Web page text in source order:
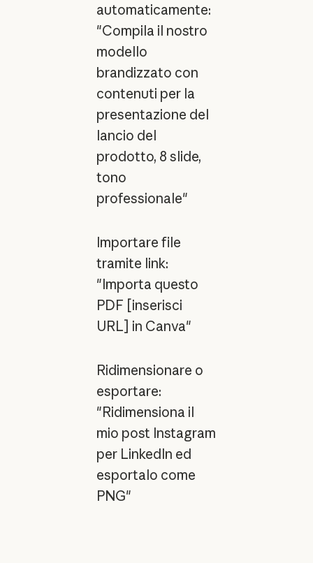
automaticamente:
"Compila il nostro
modello
brandizzato con
contenuti per la
presentazione del
lancio del
prodotto, 8 slide,
tono
professionale"
Importare file
tramite link:
"Importa questo
PDF [inserisci
URL] in Canva"
Ridimensionare o
esportare:
"Ridimensiona il
mio post Instagram
per LinkedIn ed
esportalo come
PNG"